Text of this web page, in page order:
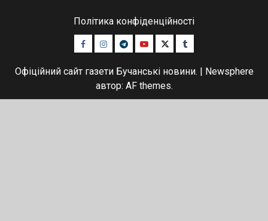
Політика конфіденційності
Facebook
Instagram
TelegramYoutubeTwitterTumblr
Офіційний сайт газети Бучанські новини.
Newsphere
автор: AF themes.